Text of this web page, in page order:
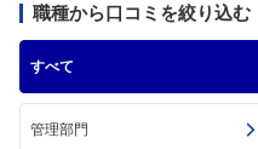
職種から口コミを絞り込む
すべて
管理部門